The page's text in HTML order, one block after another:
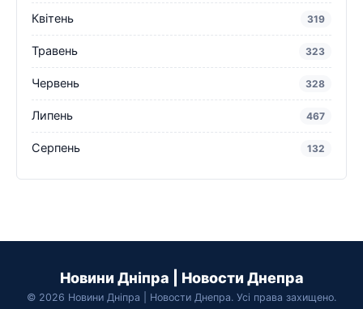
Квітень 319
Травень 323
Червень 328
Липень 467
Серпень 132
Новини Дніпра | Новости Днепра
© 2026 Новини Дніпра | Новости Днепра. Усі права захищено.